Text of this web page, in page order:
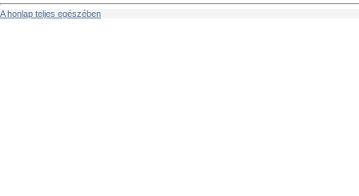
A honlap teljes egészében